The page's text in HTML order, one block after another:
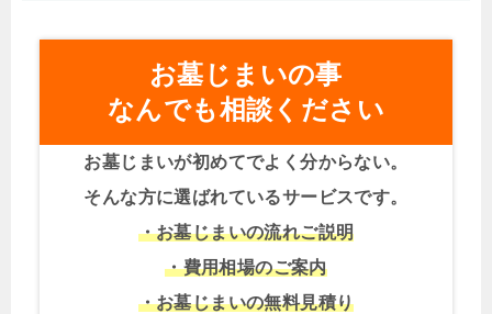
お墓じまいの事
なんでも相談ください
お墓じまいが初めてでよく分からない。
そんな方に選ばれているサービスです。
・お墓じまいの流れご説明
・費用相場のご案内
・お墓じまいの無料見積り